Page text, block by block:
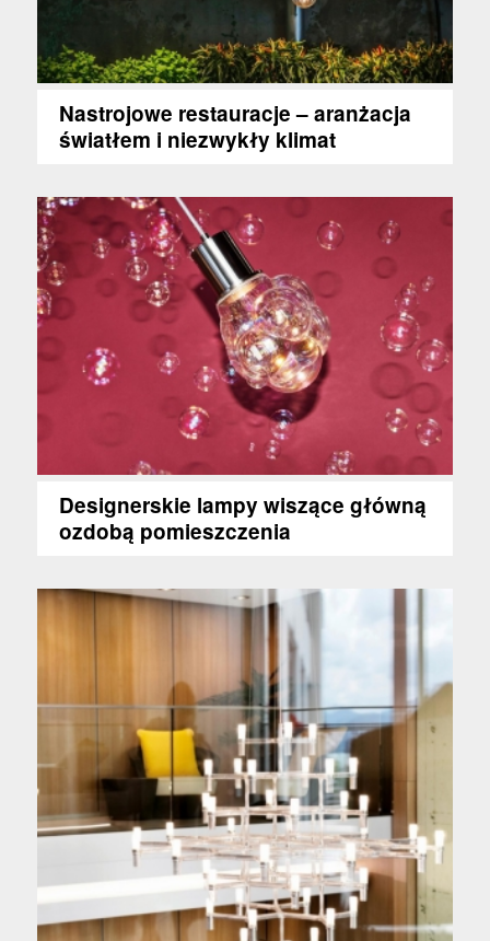
Nastrojowe restauracje – aranżacja
światłem i niezwykły klimat
Designerskie lampy wiszące główną
ozdobą pomieszczenia